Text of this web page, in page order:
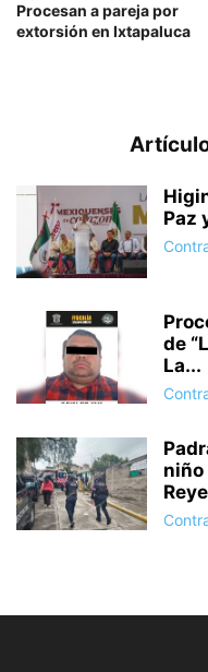
Procesan a pareja por
extorsión en Ixtapaluca
Paz
de
La...
niño